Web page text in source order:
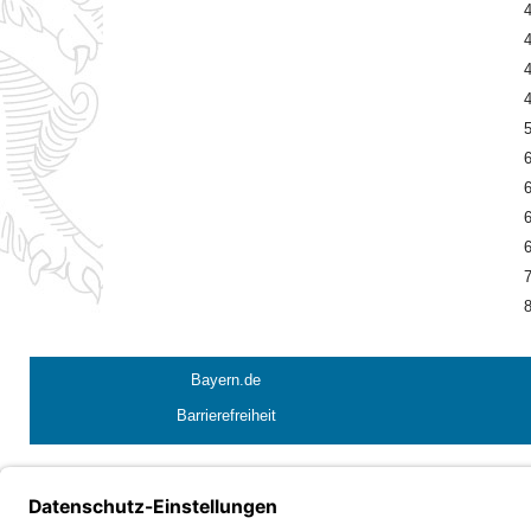
Bayern.de
Barrierefreiheit